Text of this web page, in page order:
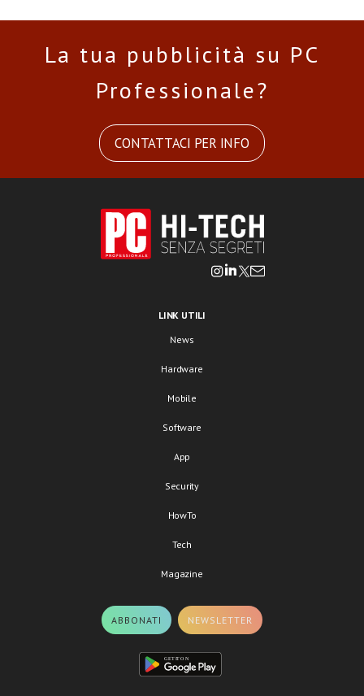
La tua pubblicità su PC
Professionale?
CONTATTACI PER INFO
LINK UTILI
News
Hardware
Mobile
Software
App
Security
HowTo
Tech
Magazine
ABBONATI NEWSLETTER